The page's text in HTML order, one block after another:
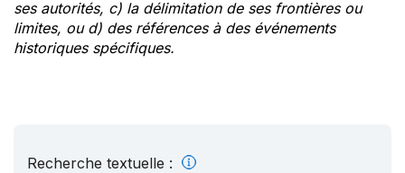
ses autorités, c) la délimitation de ses frontières ou
limites, ou d) des références à des événements
historiques spécifiques.
Recherche textuelle :